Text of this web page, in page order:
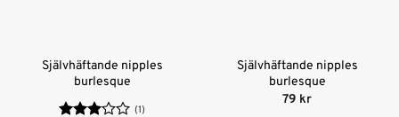
Självhäftande nipples
burlesque
(1)
Självhäftande nipples
burlesque
79 kr